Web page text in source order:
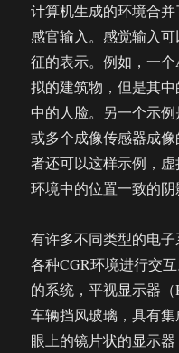
计算机生成的环境合
感官输入。感觉输入
征的表示。例如，一
拟的建筑物，但是其
中的人脸。另一个示
或多个成像传感器成
者还可以这样示例，
环境中的位置一致的阴
有许多不同类型的电
各种CGR环境进行交
的系统，平视显示器
车辆挡风玻璃，具有
眼上的镜片状的显示